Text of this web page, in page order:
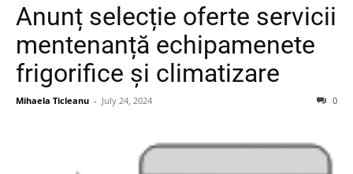
Anunț selecție oferte servicii
mentenanță echipamenete
frigorifice și climatizare
Mihaela Ticleanu - July 24, 2024 0